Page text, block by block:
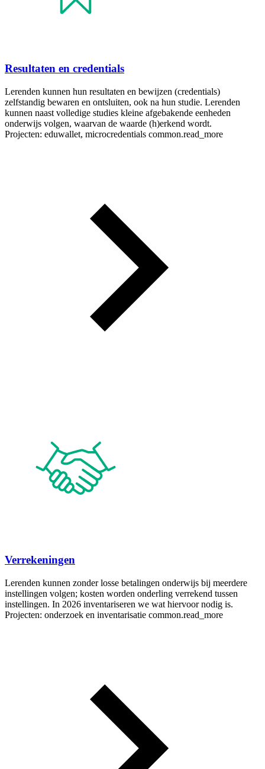
Resultaten en credentials
Lerenden kunnen hun resultaten en bewijzen (credentials)
zelfstandig bewaren en ontsluiten, ook na hun studie. Lerenden
kunnen naast volledige studies kleine afgebakende eenheden
onderwijs volgen, waarvan de waarde (h)erkend wordt.
Projecten: eduwallet, microcredentials common.read_more
Verrekeningen
Lerenden kunnen zonder losse betalingen onderwijs bij meerdere
instellingen volgen; kosten worden onderling verrekend tussen
instellingen. In 2026 inventariseren we wat hiervoor nodig is.
Projecten: onderzoek en inventarisatie common.read_more